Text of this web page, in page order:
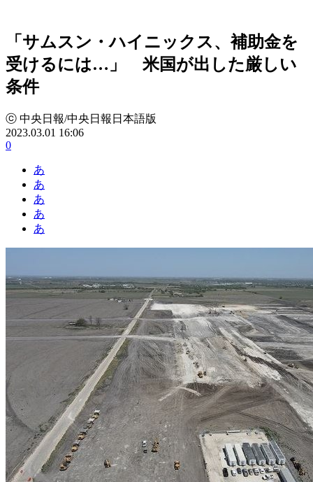
「サムスン・ハイニックス、補助金を
受けるには…」 米国が出した厳しい
条件
ⓒ 中央日報/中央日報日本語版
2023.03.01 16:06
0
あ
あ
あ
あ
あ